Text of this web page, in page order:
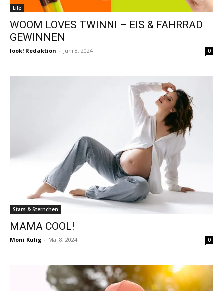
Life
WOOM LOVES TWINNI – EIS & FAHRRAD
GEWINNEN
look! Redaktion - Juni 8, 2024 0
Stars & Sternchen
MAMA COOL!
Moni Kulig - Mai 8, 2024 0